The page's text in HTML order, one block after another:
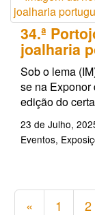
34.ª
joalharia
Sob o lema
se na Exponor
edição do
23 de Julho,
Eventos
« 1 2